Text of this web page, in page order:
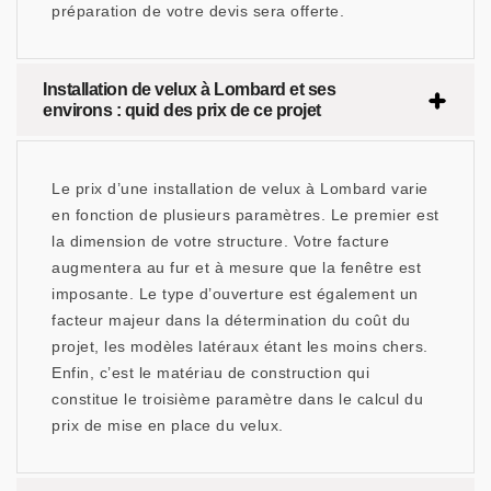
préparation de votre devis sera offerte.
Installation de velux à Lombard et ses
environs : quid des prix de ce projet
Le prix d’une installation de velux à Lombard varie
en fonction de plusieurs paramètres. Le premier est
la dimension de votre structure. Votre facture
augmentera au fur et à mesure que la fenêtre est
imposante. Le type d’ouverture est également un
facteur majeur dans la détermination du coût du
projet, les modèles latéraux étant les moins chers.
Enfin, c’est le matériau de construction qui
constitue le troisième paramètre dans le calcul du
prix de mise en place du velux.